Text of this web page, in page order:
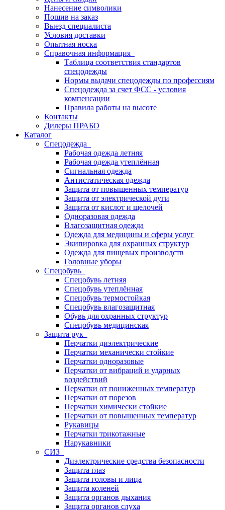
Нанесение символики
Пошив на заказ
Выезд специалиста
Условия доставки
Опытная носка
Справочная информация
Таблица соответствия стандартов
спецодежды
Нормы выдачи спецодежды по профессиям
Спецодежда за счет ФСС - условия
компенсации
Правила работы на высоте
Контакты
Дилеры ПРАБО
Каталог
Спецодежда
Рабочая одежда летняя
Рабочая одежда утеплённая
Сигнальная одежда
Антистатическая одежда
Защита от повышенных температур
Защита от электрической дуги
Защита от кислот и щелочей
Одноразовая одежда
Влагозащитная одежда
Одежда для медицины и сферы услуг
Экипировка для охранных структур
Одежда для пищевых производств
Головные уборы
Спецобувь
Спецобувь летняя
Спецобувь утеплённая
Спецобувь термостойкая
Спецобувь влагозащитная
Обувь для охранных структур
Спецобувь медицинская
Защита рук
Перчатки диэлектрические
Перчатки механически стойкие
Перчатки одноразовые
Перчатки от вибраций и ударных
воздействий
Перчатки от пониженных температур
Перчатки от порезов
Перчатки химически стойкие
Перчатки от повышенных температур
Рукавицы
Перчатки трикотажные
Нарукавники
СИЗ
Диэлектрические средства безопасности
Защита глаз
Защита головы и лица
Защита коленей
Защита органов дыхания
Защита органов слуха